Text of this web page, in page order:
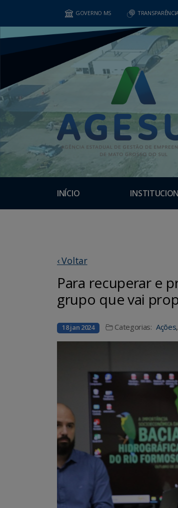
GOVERNO MS
INÍCIO
‹ Voltar
Para recuperar e
grupo que vai
18 jan 2024 Categorias: Ações,